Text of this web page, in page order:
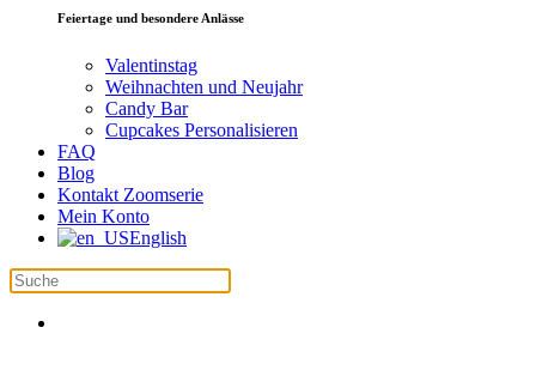
Feiertage und besondere Anlässe
Valentinstag
Weihnachten und Neujahr
Candy Bar
Cupcakes Personalisieren
FAQ
Blog
Kontakt Zoomserie
Mein Konto
English